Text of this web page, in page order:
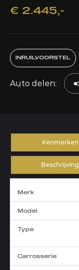
€ 2.445,-
INRUILVOORSTEL
Auto delen:
Kenmerken
Beschrijving
Merk
Model
Type
Carrosserie